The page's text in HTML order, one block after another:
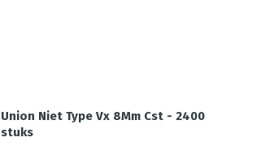
Union Niet Type Vx 8Mm Cst - 2400
stuks